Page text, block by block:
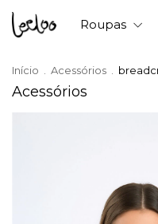
Roupas
Início Acessórios
Acessórios